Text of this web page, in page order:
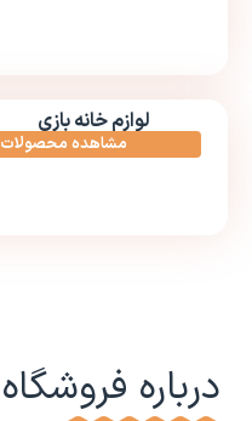
لوازم خانه بازی
مشاهده محصولات
درباره فروشگاه